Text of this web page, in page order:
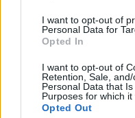
I want to opt-out of
Personal Data for
Opted In
I want to opt-out of
Retention, Sale,
Personal Data that
Purposes for which it
Opted Out
Parte médico: los